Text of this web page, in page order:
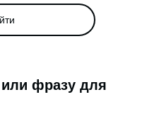
фразу для